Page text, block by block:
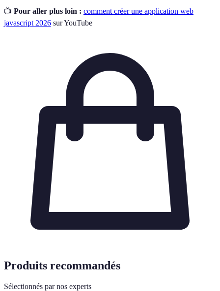
📺 Pour aller plus loin : comment créer une application web
javascript 2026 sur YouTube
Produits recommandés
Sélectionnés par nos experts